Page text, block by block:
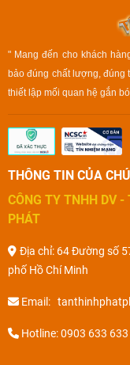
" Mang đến cho khách
bảo đúng chất lượng, đúng
thiết lập mối quan hệ gắn
THÔNG TIN CỦA
CÔNG TY TNHH DV
PHÁT
Địa chỉ: 64 Đường số
phố Hồ Chí Minh
Email:
Hotline: 0903 633 633